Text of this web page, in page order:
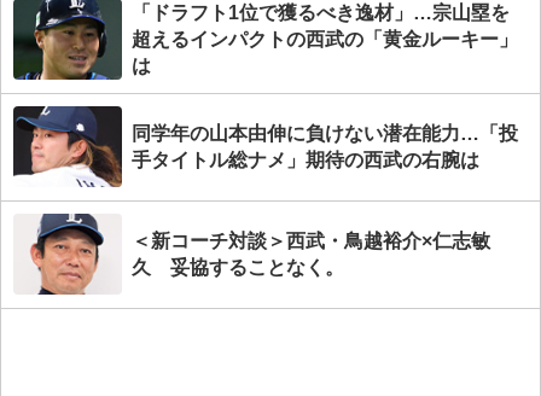
「ドラフト1位で獲るべき逸材」…宗山塁を
超えるインパクトの西武の「黄金ルーキー」
は
同学年の山本由伸に負けない潜在能力…「投
手タイトル総ナメ」期待の西武の右腕は
＜新コーチ対談＞西武・鳥越裕介×仁志敏
久 妥協することなく。